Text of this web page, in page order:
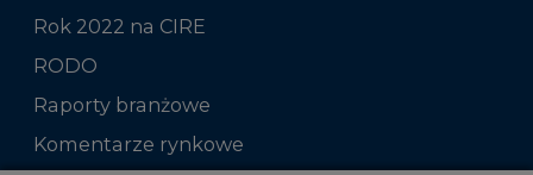
Rok 2022 na CIRE
RODO
Raporty branżowe
Komentarze rynkowe